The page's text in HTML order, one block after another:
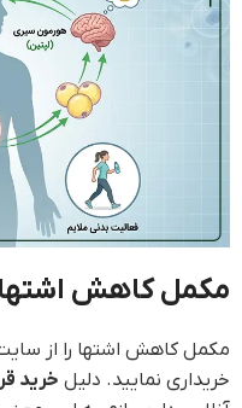
مکمل کاهش اشتها
مکمل کاهش اشتها را از
خریداری نمایید. دلیل خرید